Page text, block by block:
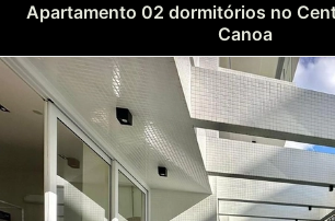
Apartamento 02 dormitórios no
Canoa